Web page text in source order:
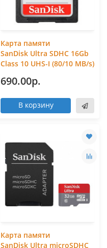
Карта памяти
SanDisk Ultra SDHC 16Gb
Class 10 UHS-I (80/10 MB/s)
690.00р.
В корзину
Карта памяти
SanDisk Ultra microSDHC